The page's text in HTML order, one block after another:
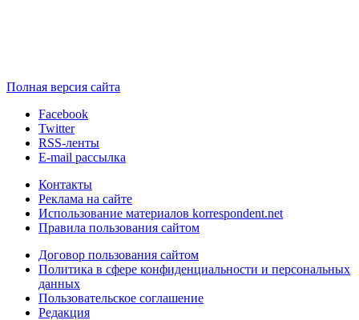
Полная версия сайта
Facebook
Twitter
RSS-ленты
E-mail рассылка
Контакты
Реклама на сайте
Использование материалов korrespondent.net
Правила пользования сайтом
Договор пользования сайтом
Политика в сфере конфиденциальности и персональных
данных
Пользовательское соглашение
Редакция